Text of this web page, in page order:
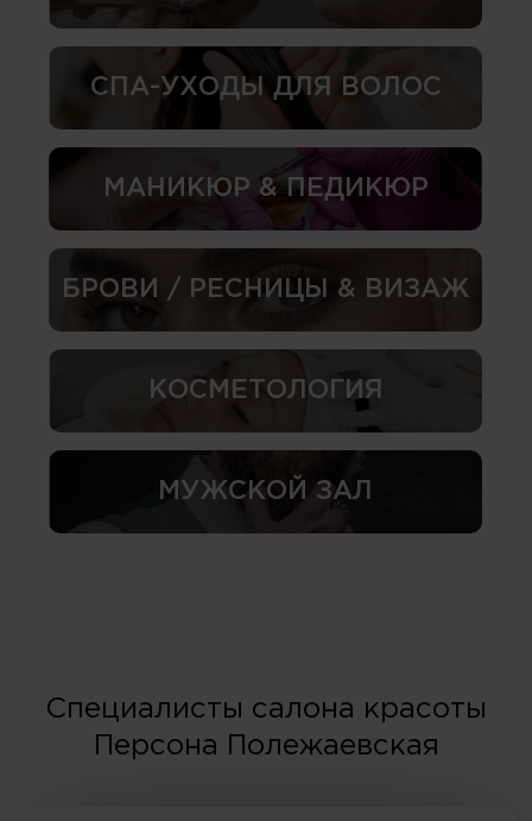
СПА-УХОДЫ ДЛЯ ВОЛОС
МАНИКЮР & ПЕДИКЮР
БРОВИ / РЕСНИЦЫ & ВИЗАЖ
КОСМЕТОЛОГИЯ
МУЖСКОЙ ЗАЛ
Специалисты салона красоты
Персона Полежаевская